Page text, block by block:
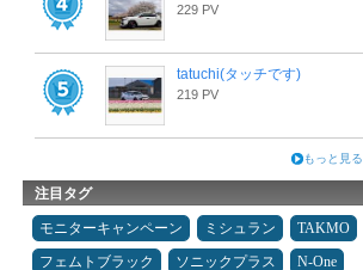
229 PV
tatuchi(タッチです)
219 PV
もっと見る
注目タグ
モニターキャンペーン ミシュラン
TAKMO
フェムトブラック
ソニックプラス
N-One